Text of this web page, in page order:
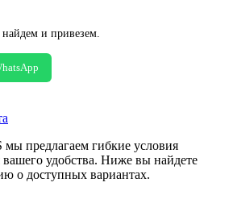
и привезем.
предлагаем гибкие условия
вашего удобства. Ниже вы найдете
о доступных вариантах.